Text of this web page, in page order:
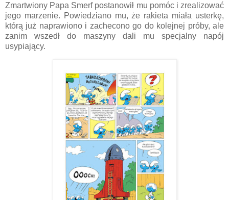
Zmartwiony Papa Smerf postanowił mu pomóc i zrealizować
jego marzenie. Powiedziano mu, że rakieta miała usterkę,
którą już naprawiono i zachecono go do kolejnej próby, ale
zanim wszedł do maszyny dali mu specjalny napój
usypiający.